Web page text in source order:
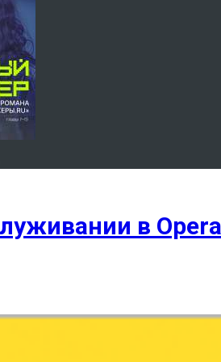
в Opera